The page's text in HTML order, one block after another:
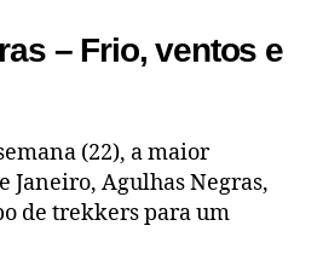
– Frio, ventos e
(22), a maior
Janeiro, Agulhas Negras,
de trekkers para um